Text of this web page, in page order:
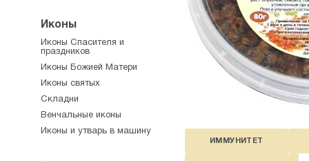
ИММУНИТЕТ
Иконы
Иконы Спасителя и
праздников
Иконы Божией Матери
Иконы святых
Складни
Венчальные иконы
Иконы и утварь в машину